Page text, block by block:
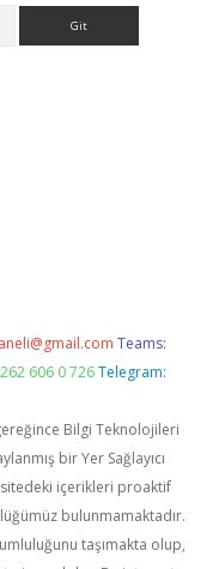
Teams:
606 0 726 Telegram:
Bilgi Teknolojileri
bir Yer Sağlayıcı
içerikleri proaktif
bulunmamaktadır.
taşımakta olup,